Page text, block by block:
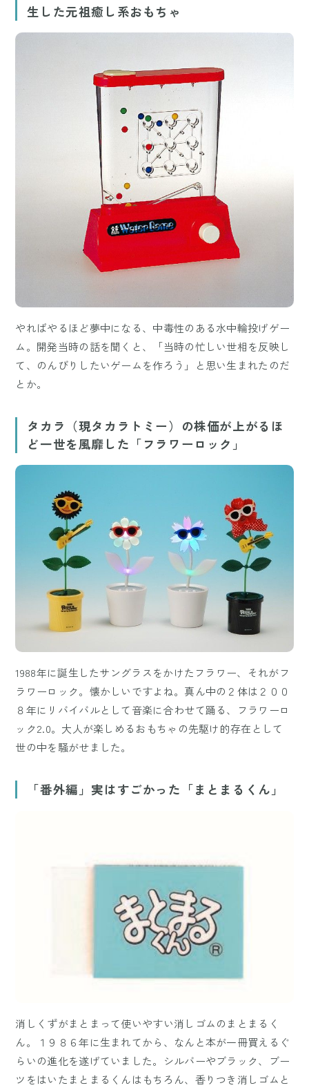
生した元祖癒し系おもちゃ
やればやるほど夢中になる、中毒性のある水中輪投げゲー
ム。開発当時の話を聞くと、「当時の忙しい世相を反映し
て、のんびりしたいゲームを作ろう」と思い生まれたのだ
とか。
タカラ（現タカラトミー）の株価が上がるほ
ど一世を風靡した「フラワーロック」
1988年に誕生したサングラスをかけたフラワー、それがフ
ラワーロック。懐かしいですよね。真ん中の２体は２００
８年にリバイバルとして音楽に合わせて踊る、フラワーロ
ック2.0。大人が楽しめるおもちゃの先駆け的存在として
世の中を騒がせました。
「番外編」実はすごかった「まとまるくん」
消しくずがまとまって使いやすい消しゴムのまとまるく
ん。１９８６年に生まれてから、なんと本が一冊買えるぐ
らいの進化を遂げていました。シルバーやブラック、ブー
ツをはいたまとまるくんはもちろん、香りつき消しゴムと